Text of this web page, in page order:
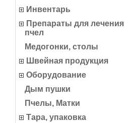
Инвентарь
Препараты для лечения
пчел
Медогонки, столы
Швейная продукция
Оборудование
Дым пушки
Пчелы, Матки
Тара, упаковка